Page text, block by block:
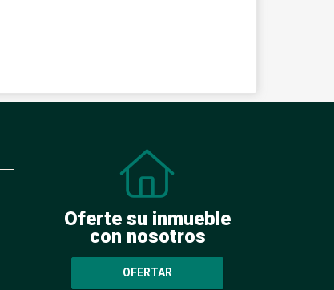
Oferte su inmueble
con nosotros
OFERTAR